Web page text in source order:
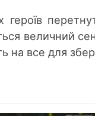
героїв
величний
на все для